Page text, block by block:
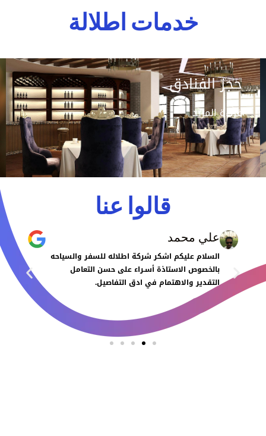
خدمات اطلالة
حجز الفنادق
قراءة المزيد
قالوا عنا
علي محمد
السلام عليكم اشكر شركة اطلاله للسفر والسياحه
بالخصوص الاستاذة أسـراء على حسن التعامل
التقدير والاهتمام في ادق التفاصيل.